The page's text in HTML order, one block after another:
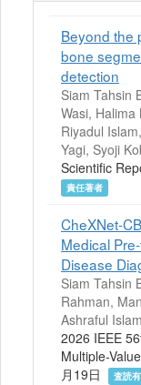
Beyond the
bone
detection
Siam Tahsin
Wasi, Halima
Riyadul
Yagi, Syoji
Scientific
責任著者
CheXNet-
Medical
Disease
Siam Tahsin
Rahman,
Ashraful
2026 IEEE
Multiple-
月19日
査読